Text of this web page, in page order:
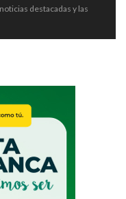
destacadas y las